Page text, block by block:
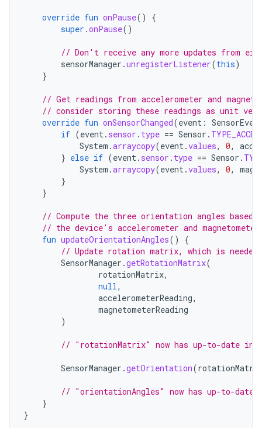
override fun onPause()
{
super .onPause()
// Don't receive any more updates from
sensorManager .unregisterListener(this)
}
// Get readings from accelerometer and
// consider storing these readings as unit
override fun onSensorChanged(event :
if (event. sensor . type == Sensor .
System .arraycopy(event.values, 0,
} else if (event. sensor . type == Sensor .
System .arraycopy(event.values, 0,
}
}
// Compute the three orientation angles based
// the device's accelerometer and
fun updateOrientationAngles()
{
// Update rotation matrix, which is
SensorManager .getRotationMatrix(
rotationMatrix,
null,
accelerometerReading,
magnetometerReading
)
// "rotationMatrix" now has up-to-date
SensorManager .getOrientation(
// "orientationAngles" now has up-to-date
}
}